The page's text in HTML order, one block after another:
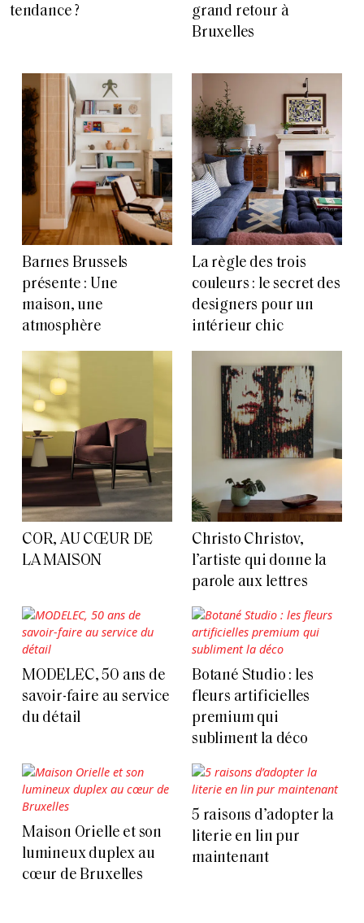
tendance ?
grand retour à
Bruxelles
Barnes Brussels
présente : Une
maison, une
atmosphère
La règle des trois
couleurs : le secret des
designers pour un
intérieur chic
COR, AU CŒUR DE
LA MAISON
Christo Christov,
l’artiste qui donne la
parole aux lettres
MODELEC, 50 ans de
savoir-faire au service
du détail
Botané Studio : les
fleurs artificielles
premium qui
subliment la déco
Maison Orielle et son
lumineux duplex au
cœur de Bruxelles
5 raisons d’adopter la
literie en lin pur
maintenant